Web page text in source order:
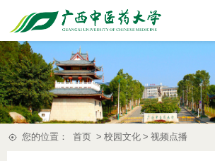
您的位置： 首页 > 校园文化 > 视频点播